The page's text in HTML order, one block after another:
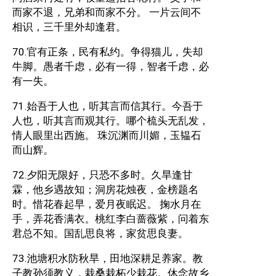
而家不退，兄弟和而家不分。 一片云间不
相识，三千里外却逢君。
70.官有正条，民有私约。争得猫儿，失却
牛脚。愚者千虑，必有一得，智者千虑，必
有一失。
71.始吾于人也，听其言而信其行。今吾于
人也，听其言而观其行。哪个梳头无乱发，
情人眼里出西施。 珠沉渊而川媚，玉韫石
而山辉。
72.夕阳无限好，只恐不多时。久旱逢甘
霖，他乡遇故知；洞房花烛夜，金榜题名
时。惜花春起早，爱月夜眠迟。 掬水月在
手，弄花香满衣。桃红李白蔷薇紫，问着东
君总不知。国乱思良将，家贫思良妻。
73.池塘积水防秋旱，田地深耕足养家。教
子教孙须教义，栽桑栽柘少栽花。休念故乡